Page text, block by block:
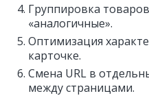
Группировка
«аналогичные».
Оптимизация
карточке.
Cмена URL в
между страницами.